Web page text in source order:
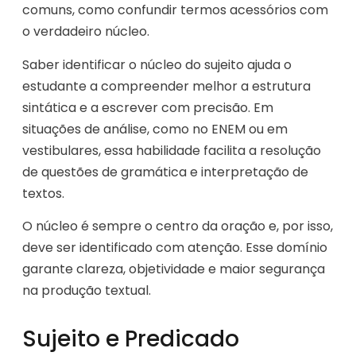
comuns, como confundir termos acessórios com
o verdadeiro núcleo.
Saber identificar o núcleo do sujeito ajuda o
estudante a compreender melhor a estrutura
sintática e a escrever com precisão. Em
situações de análise, como no ENEM ou em
vestibulares, essa habilidade facilita a resolução
de questões de gramática e interpretação de
textos.
O núcleo é sempre o centro da oração e, por isso,
deve ser identificado com atenção. Esse domínio
garante clareza, objetividade e maior segurança
na produção textual.
Sujeito e Predicado